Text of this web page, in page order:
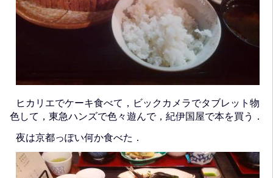
ヒカリエでケーキ食べて，ビックカメラでタブレット物
色して，東急ハンズで色々遊んで，紀伊国屋で本を買う．
夜は京都っぽい何か食べた．